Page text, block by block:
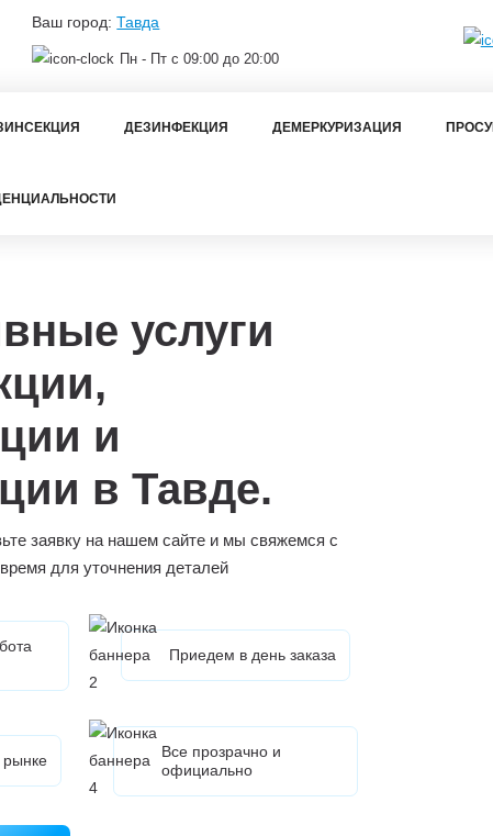
Ваш город:Тавда
Пн - Пт с 09:00 до 20:00
ДЕЗИНФЕКЦИЯ ДЕМЕРКУРИЗАЦИЯ
услуги
и
в Тавде.
заявку на нашем сайте и мы свяжемся с
для уточнения деталей
Приедем в день заказа
Все прозрачно и
официально